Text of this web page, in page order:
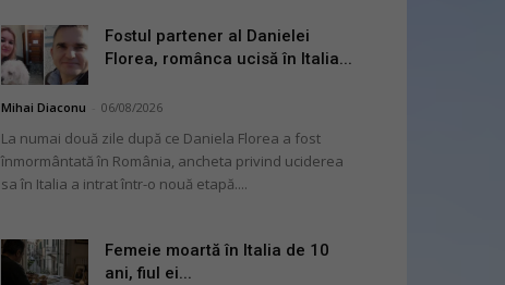
Fostul partener al Danielei
Florea, românca ucisă în Italia...
Mihai Diaconu 06/08/2026
La numai două zile după ce Daniela Florea a fost
înmormântată în România, ancheta privind uciderea
sa în Italia a intrat într-o nouă etapă....
Femeie moartă în Italia de 10
ani, fiul ei...